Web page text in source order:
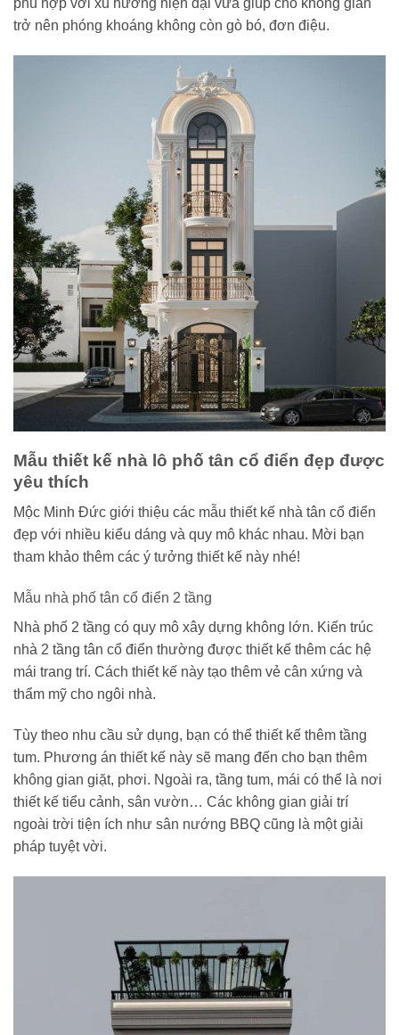
phù hợp với xu hướng hiện đại vừa giúp cho không gian
trở nên phóng khoáng không còn gò bó, đơn điệu.
Mẫu thiết kế nhà lô phố tân cổ điển đẹp được
yêu thích
Mộc Minh Đức giới thiệu các mẫu thiết kế nhà tân cổ điển
đẹp với nhiều kiểu dáng và quy mô khác nhau. Mời bạn
tham khảo thêm các ý tưởng thiết kế này nhé!
Mẫu nhà phố tân cổ điển 2 tầng
Nhà phố 2 tầng có quy mô xây dựng không lớn. Kiến trúc
nhà 2 tầng tân cổ điển thường được thiết kế thêm các hệ
mái trang trí. Cách thiết kế này tạo thêm vẻ cân xứng và
thẩm mỹ cho ngôi nhà.
Tùy theo nhu cầu sử dụng, bạn có thể thiết kế thêm tầng
tum. Phương án thiết kế này sẽ mang đến cho bạn thêm
không gian giặt, phơi. Ngoài ra, tầng tum, mái có thể là nơi
thiết kế tiểu cảnh, sân vườn… Các không gian giải trí
ngoài trời tiện ích như sân nướng BBQ cũng là một giải
pháp tuyệt vời.